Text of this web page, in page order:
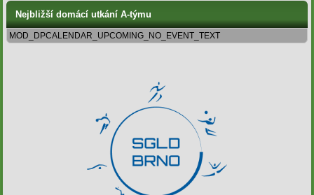
Nejbližší domácí utkání A-týmu
MOD_DPCALENDAR_UPCOMING_NO_EVENT_TEXT